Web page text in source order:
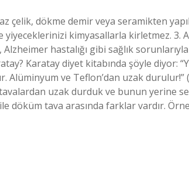
çelik, dökme demir veya seramikten
kimyasallarla kirletmez. 3.
hastalığı gibi sağlık
Karatay diyet kitabında şöyle diyor:
Alüminyum ve Teflon’dan uzak
uzak durduk ve bunun yerine
döküm tava arasında farklar vardır.